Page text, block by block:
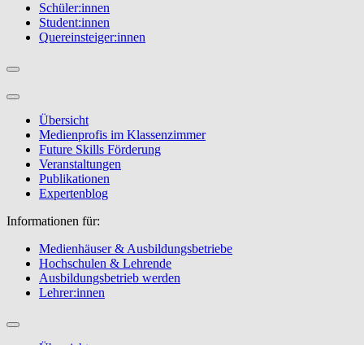
Schüler:innen
Student:innen
Quereinsteiger:innen
Übersicht
Medienprofis im Klassenzimmer
Future Skills Förderung
Veranstaltungen
Publikationen
Expertenblog
Informationen für:
Medienhäuser & Ausbildungsbetriebe
Hochschulen & Lehrende
Ausbildungsbetrieb werden
Lehrer:innen